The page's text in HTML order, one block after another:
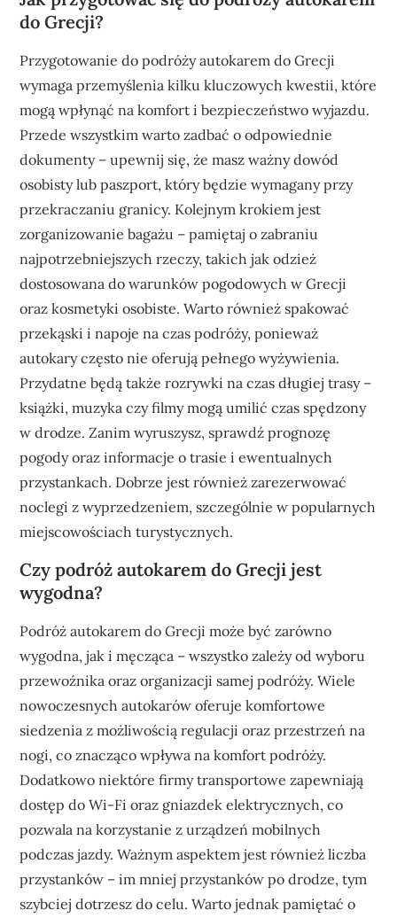
do Grecji?
Przygotowanie do podróży autokarem do Grecji
wymaga przemyślenia kilku kluczowych kwestii, które
mogą wpłynąć na komfort i bezpieczeństwo wyjazdu.
Przede wszystkim warto zadbać o odpowiednie
dokumenty – upewnij się, że masz ważny dowód
osobisty lub paszport, który będzie wymagany przy
przekraczaniu granicy. Kolejnym krokiem jest
zorganizowanie bagażu – pamiętaj o zabraniu
najpotrzebniejszych rzeczy, takich jak odzież
dostosowana do warunków pogodowych w Grecji
oraz kosmetyki osobiste. Warto również spakować
przekąski i napoje na czas podróży, ponieważ
autokary często nie oferują pełnego wyżywienia.
Przydatne będą także rozrywki na czas długiej trasy –
książki, muzyka czy filmy mogą umilić czas spędzony
w drodze. Zanim wyruszysz, sprawdź prognozę
pogody oraz informacje o trasie i ewentualnych
przystankach. Dobrze jest również zarezerwować
noclegi z wyprzedzeniem, szczególnie w popularnych
miejscowościach turystycznych.
Czy podróż autokarem do Grecji jest
wygodna?
Podróż autokarem do Grecji może być zarówno
wygodna, jak i męcząca – wszystko zależy od wyboru
przewoźnika oraz organizacji samej podróży. Wiele
nowoczesnych autokarów oferuje komfortowe
siedzenia z możliwością regulacji oraz przestrzeń na
nogi, co znacząco wpływa na komfort podróży.
Dodatkowo niektóre firmy transportowe zapewniają
dostęp do Wi-Fi oraz gniazdek elektrycznych, co
pozwala na korzystanie z urządzeń mobilnych
podczas jazdy. Ważnym aspektem jest również liczba
przystanków – im mniej przystanków po drodze, tym
szybciej dotrzesz do celu. Warto jednak pamiętać o